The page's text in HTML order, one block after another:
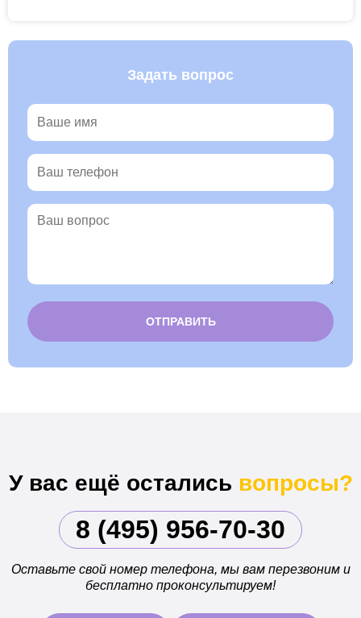
Задать вопрос
У вас ещё остались вопросы?
8 (495) 956-70-30
Оставьте свой номер телефона, мы вам перезвоним и
бесплатно проконсультируем!